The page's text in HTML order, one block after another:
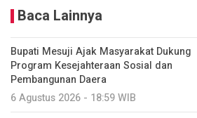
Baca Lainnya
Bupati Mesuji Ajak Masyarakat Dukung
Program Kesejahteraan Sosial dan
Pembangunan Daera
6 Agustus 2026 - 18:59 WIB